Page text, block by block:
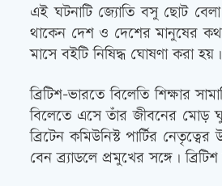
এই ঘটনাটি জ্যোতি বসু ছোট
থাকেন দেশ ও দেশের মানুষের
মাসে বইটি নিষিদ্ধ ঘোষণা করা
ব্রিটিশ-ভারতে বিলেতি শিক্ষার
বিলেতে এসে তাঁর জীবনের মোড়
ব্রিটেন কমিউনিস্ট পার্টির
বেন ব্র্যাডলে প্রমুখের সঙ্গে।